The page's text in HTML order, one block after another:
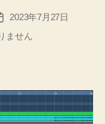
日
2023年7月27日
ません